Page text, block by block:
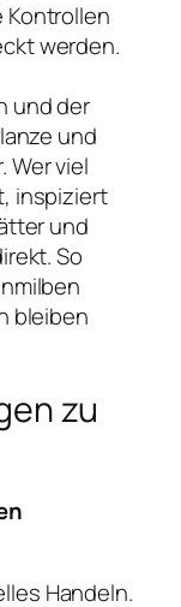
Kontrollen
werden.
und der
und
Wer viel
inspiziert
und
So
bleiben
zu
Handeln.